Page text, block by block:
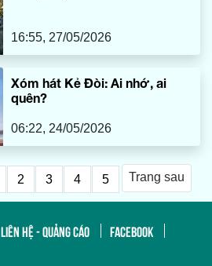
16:55, 27/05/2026
Xóm hát Kẻ Đòi: Ai nhớ, ai
quên?
06:22, 24/05/2026
2 3 4 5 Trang sau
LIÊN HỆ - QUẢNG CÁO
FACEBOOK